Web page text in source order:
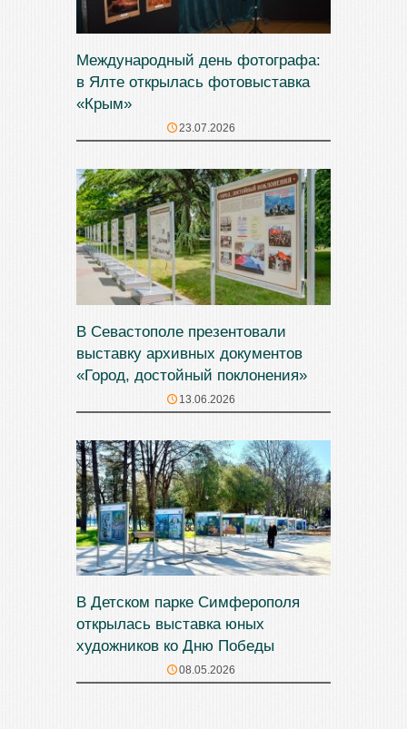
Международный день фотографа:
в Ялте открылась фотовыставка
«Крым»
23.07.2026
В Севастополе презентовали
выставку архивных документов
«Город, достойный поклонения»
13.06.2026
В Детском парке Симферополя
открылась выставка юных
художников ко Дню Победы
08.05.2026